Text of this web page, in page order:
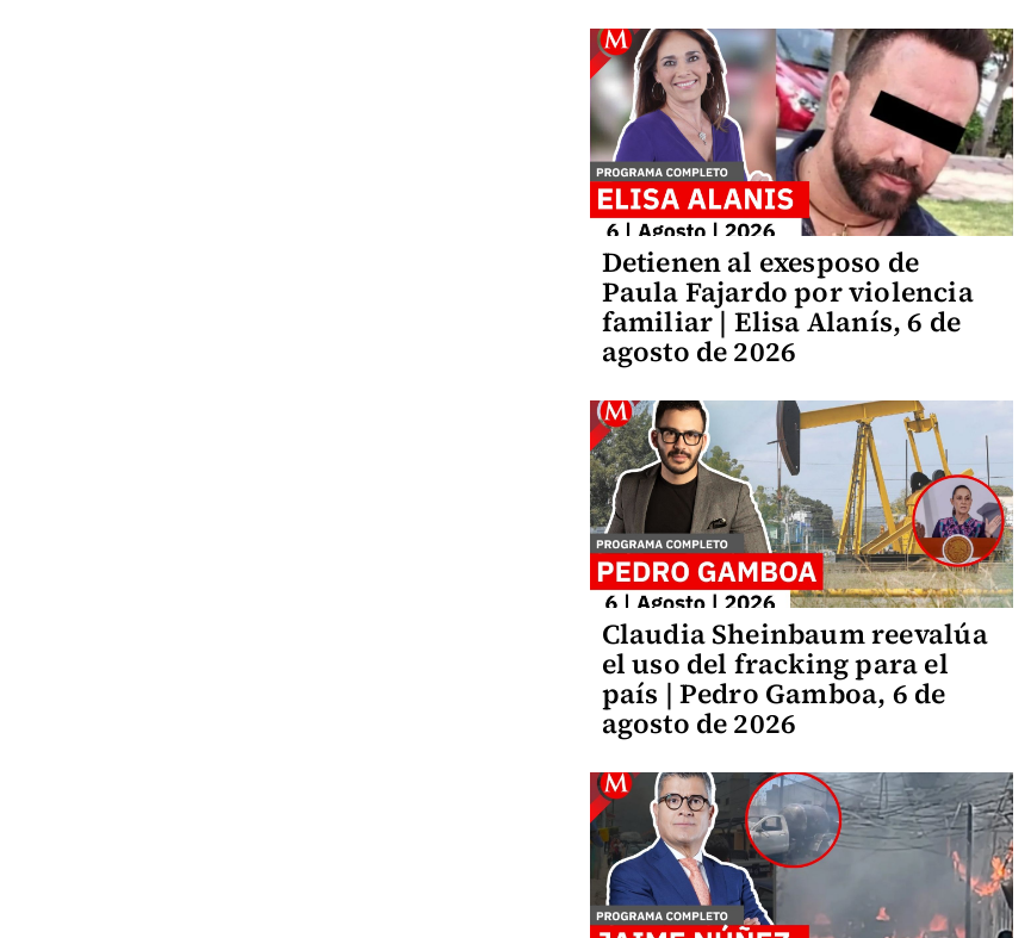
Detienen al exesposo de
Paula Fajardo por violencia
familiar | Elisa Alanís, 6 de
agosto de 2026
Claudia Sheinbaum reevalúa
el uso del fracking para el
país | Pedro Gamboa, 6 de
agosto de 2026